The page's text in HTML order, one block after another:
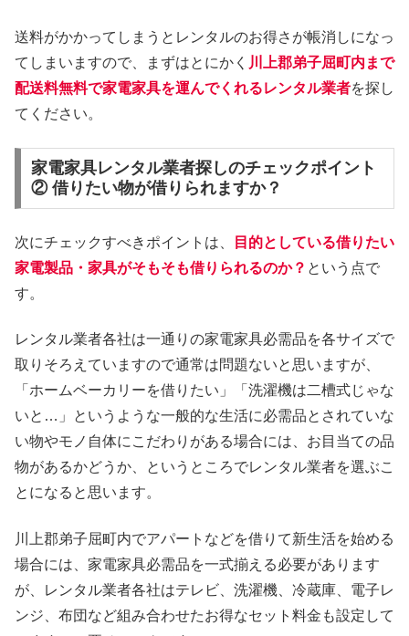
送料がかかってしまうとレンタルのお得さが帳消しになっ
てしまいますので、まずはとにかく 川上郡弟子屈町内まで
配送料無料で家電家具を運んでくれるレンタル業者を探し
てください。
家電家具レンタル業者探しのチェックポイント
② 借りたい物が借りられますか？
次にチェックすべきポイントは、
目的としている借りたい
家電製品・家具がそもそも借りられるのか？ という点で
す。
レンタル業者各社は一通りの家電家具必需品を各サイズで
取りそろえていますので通常は問題ないと思いますが、
「ホームベーカリーを借りたい」「洗濯機は二槽式じゃな
いと…」というような一般的な生活に必需品とされていな
い物やモノ自体にこだわりがある場合には、お目当ての品
物があるかどうか、というところでレンタル業者を選ぶこ
とになると思います。
川上郡弟子屈町内でアパートなどを借りて新生活を始める
場合には、家電家具必需品を一式揃える必要があります
が、レンタル業者各社はテレビ、洗濯機、冷蔵庫、電子レ
ンジ、布団など組み合わせたお得なセット料金も設定して